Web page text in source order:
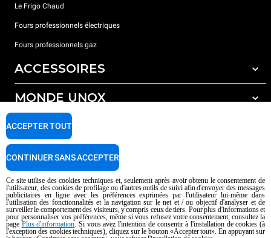
Le Frigo Chaud
Fours professionnels électriques
Fours professionnels gaz
ACCESSOIRES
Tous les accessoires
Détergents pour lavage automatique
Détergents pour lavage manuel
Traitement de l'eau avec filtres à résine
Traitement de l'eau par osmose inverse
MONDE UNOX
Nos bureaux dans le monde
SUPPORT
Garantie Unox
Trouver les Revendeurs
Trouver les Centres SAV
Droits d'auteurt 2026 UNOX SpA Tous droits réservés. Reg.Papova n °
04230750285 - REA Padova 372835 - Cap. 5.000.000 € iv - P.IVA / CF
AI Content Disclaimer Privacy policy Cookie policy
Ce site utilise des cookies techniques et, seulement après avoir obtenu le consentement de
l'utilisateur, des cookies de profilage ou d'autres outils de suivi afin d'envoyer des messages
publicitaires en ligne avec les préférences exprimées par l'utilisateur lui-même dans
l'utilisation des fonctionnalités et la navigation sur le net et / ou objectif d'analyser et de
surveiller le comportement des visiteurs, y compris ceux de tiers. Pour plus d'informations et
pour personnaliser vos préférences, même si vous refusez votre consentement, consultez la
page Plus d'information. Si vous avez l'intention de consentir à l'installation de cookies (à
l'exception des cookies techniques), cliquez sur le bouton «Accepter tout». En appuyant sur
ACCEPTER TOUT
CONTINUER SANS ACCEPTER